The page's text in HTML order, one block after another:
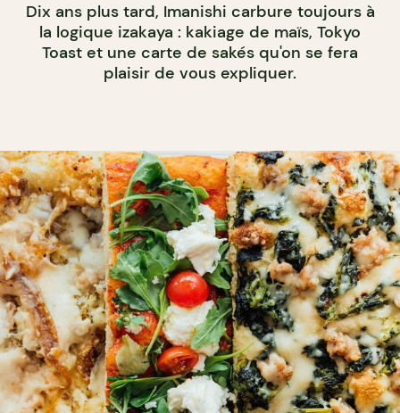
Dix ans plus tard, Imanishi carbure toujours à
la logique izakaya : kakiage de maïs, Tokyo
Toast et une carte de sakés qu'on se fera
plaisir de vous expliquer.